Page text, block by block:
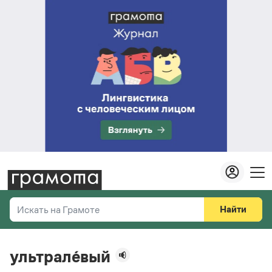
Искать на Грамоте
Справочная служба
Найти
ультрале́вый